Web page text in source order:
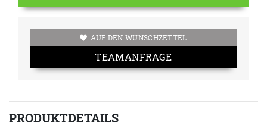
AUF DEN WUNSCHZETTEL
TEAMANFRAGE
PRODUKTDETAILS